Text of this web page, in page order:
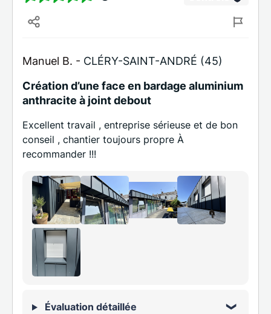
Manuel B. - CLÉRY-SAINT-ANDRÉ (45)
Création d’une face en bardage aluminium
anthracite à joint debout
Excellent travail , entreprise sérieuse et de bon
conseil , chantier toujours propre À
recommander !!!
Évaluation détaillée